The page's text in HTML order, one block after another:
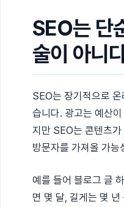
SEO는 단
술이 아니
SEO는 장기적으로
습니다. 광고는 예산
지만 SEO는 콘텐츠
방문자를 가져올 가능
예를 들어 블로그 글
면 몇 달, 길게는 몇